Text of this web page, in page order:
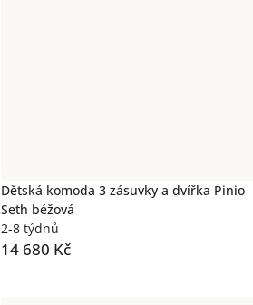
Dětská komoda 3 zásuvky a dvířka Pinio
Seth béžová
2-8 týdnů
14 680 Kč